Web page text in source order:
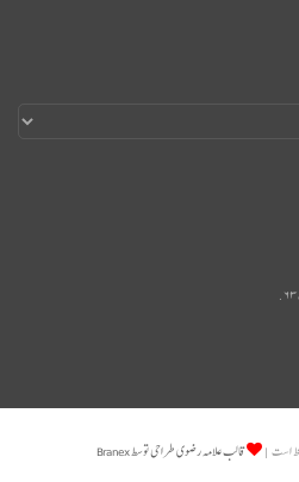
قالب علامه رضوی طراحی توسط Branex